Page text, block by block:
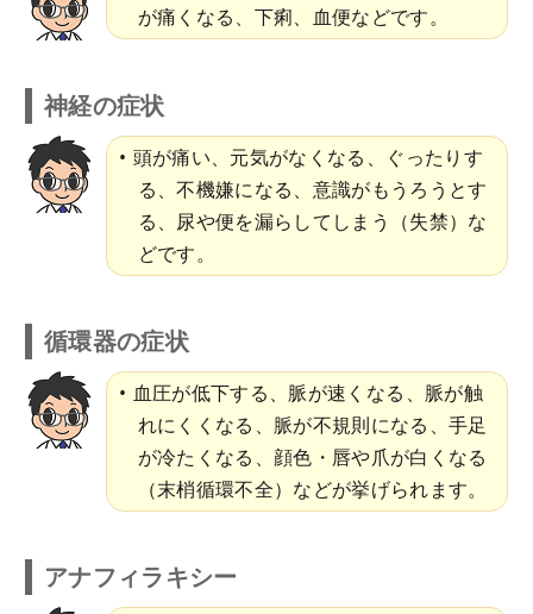
が痛くなる、下痢、血便などです。
神経の症状
頭が痛い、元気がなくなる、ぐったりす
る、不機嫌になる、意識がもうろうとす
る、尿や便を漏らしてしまう（失禁）な
どです。
循環器の症状
血圧が低下する、脈が速くなる、脈が触
れにくくなる、脈が不規則になる、手足
が冷たくなる、顔色・唇や爪が白くなる
（末梢循環不全）などが挙げられます。
アナフィラキシー